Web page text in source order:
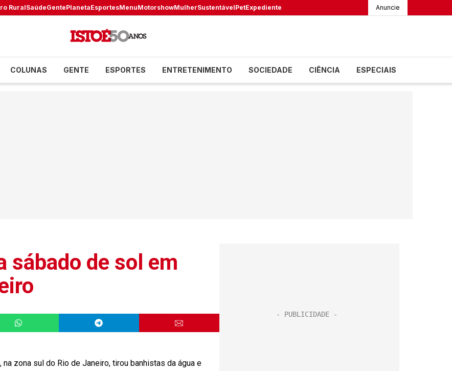
RuralSaúdeGentePlanetaEsportesMenuMotorshowMulherSustentávelPetExpediente Anuncie
COLUNAS GENTE ESPORTES ENTRETENIMENTO SOCIEDADE CIÊNCIA ESPECIAIS
sábado de sol em
zona sul do Rio de Janeiro, tirou banhistas da água e